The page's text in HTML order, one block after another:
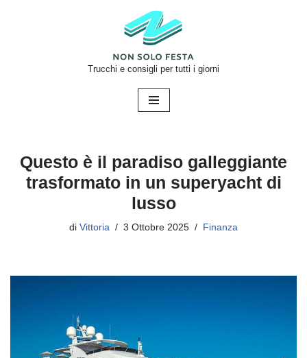
Trucchi e consigli per tutti i giorni
Questo è il paradiso galleggiante
trasformato in un superyacht di
lusso
di Vittoria 3 Ottobre 2025 Finanza